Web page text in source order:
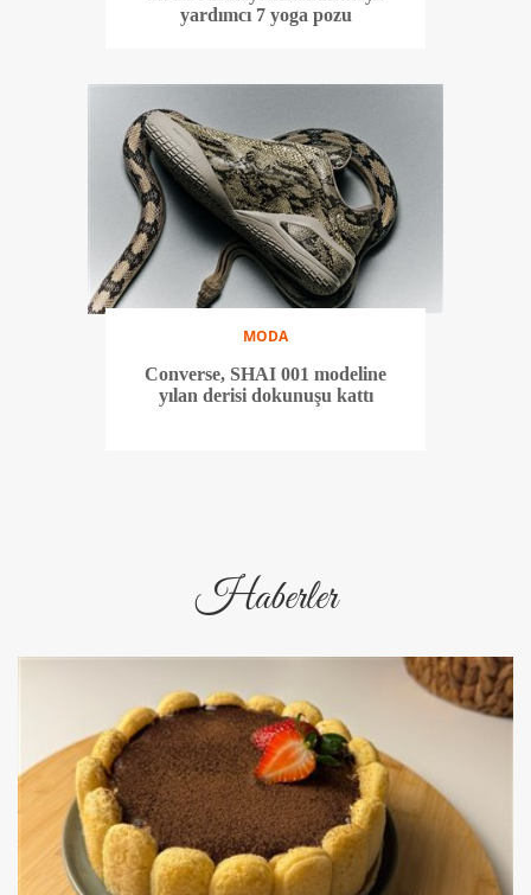
yardımcı 7 yoga pozu
MODA
Converse, SHAI 001 modeline
yılan derisi dokunuşu kattı
Haberler